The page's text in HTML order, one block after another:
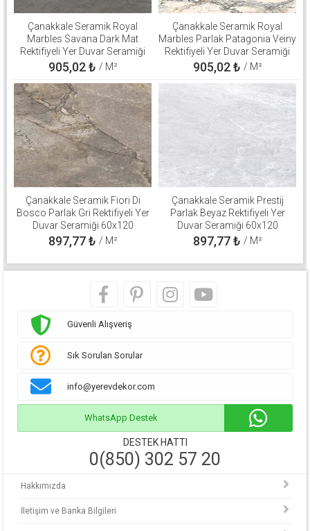
Çanakkale Seramik Royal
Marbles Savana Dark Mat
Rektifiyeli Yer Duvar Seramiği
60x120 310100503137
905,02₺ / M²
Çanakkale Seramik Royal
Marbles Parlak Patagonia Veiny
Rektifiyeli Yer Duvar Seramiği
60x120 310100800560
905,02₺ / M²
Çanakkale Seramik Fiori Di
Bosco Parlak Gri Rektifiyeli Yer
Duvar Seramiği 60x120
310100800571
897,77₺ / M²
Çanakkale Seramik Prestij
Parlak Beyaz Rektifiyeli Yer
Duvar Seramiği 60x120
310100800511
897,77₺ / M²
Güvenli Alışveriş
Sık Sorulan Sorular
info@yerevdekor.com
WhatsApp Destek
DESTEK HATTI
0(850) 302 57 20
Hakkımızda
İletişim ve Banka Bilgileri